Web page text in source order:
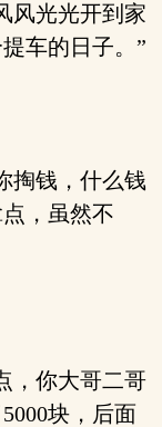
风光光开到家
车的日子。”
掏钱，什么钱
，虽然不
，你大哥二哥
块，后面